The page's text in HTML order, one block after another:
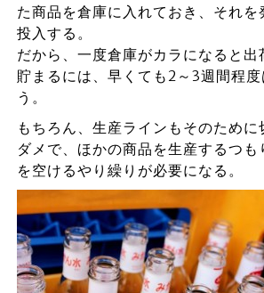
た商品を倉庫に入れておき、それ
投入する。
だから、一度倉庫がカラになると
貯まるには、早くても2～3週間程度
う。
もちろん、生産ラインもそのため
ダメで、ほかの商品を生産するつも
を空けるやり繰りが必要になる。